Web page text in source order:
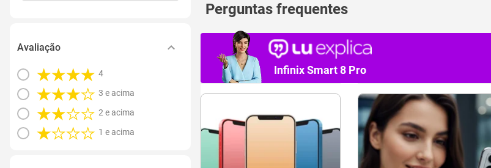
Avaliação
4
3 e acima
2 e acima
1 e acima
Perguntas frequentes
Infinix Smart 8 Pro